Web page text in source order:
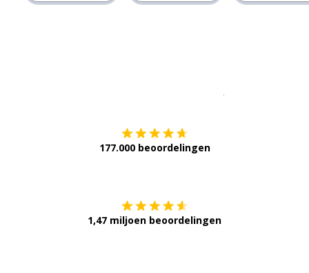
177.000 beoordelingen
1,47 miljoen beoordelingen